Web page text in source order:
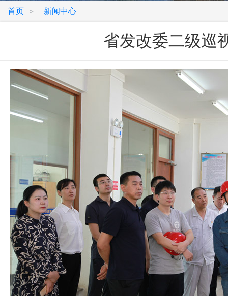
首页 > 新闻中心
省发改委二级巡